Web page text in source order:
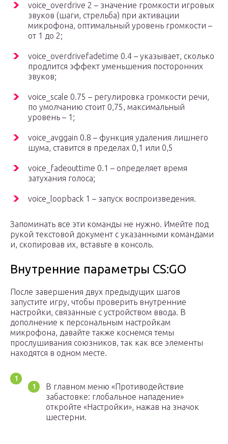
voice_overdrive 2 – значение громкости игровых
звуков (шаги, стрельба) при активации
микрофона, оптимальный уровень громкости –
от 1 до 2;
voice_overdrivefadetime 0.4 – указывает, сколько
продлится эффект уменьшения посторонних
звуков;
voice_scale 0.75 – регулировка громкости речи,
по умолчанию стоит 0,75, максимальный
уровень – 1;
voice_avggain 0.8 – функция удаления лишнего
шума, ставится в пределах 0,1 или 0,5
voice_fadeouttime 0.1 – определяет время
затухания голоса;
voice_loopback 1 – запуск воспроизведения.
Запоминать все эти команды не нужно. Имейте под
рукой текстовой документ с указанными командами
и, скопировав их, вставьте в консоль.
Внутренние параметры CS:GO
После завершения двух предыдущих шагов
запустите игру, чтобы проверить внутренние
настройки, связанные с устройством ввода. В
дополнение к персональным настройкам
микрофона, давайте также коснемся темы
прослушивания союзников, так как все элементы
находятся в одном месте.
В главном меню «Противодействие
забастовке: глобальное нападение»
откройте «Настройки», нажав на значок
шестерни.